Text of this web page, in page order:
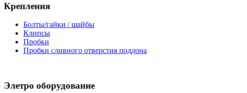
Крепления
Болты/гайки / шайбы
Клипсы
Пробки
Пробки сливного отверстия поддона
Элетро оборудование